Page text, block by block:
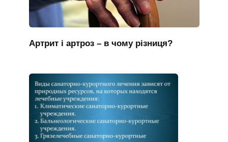
Артрит і артроз – в чому різниця?